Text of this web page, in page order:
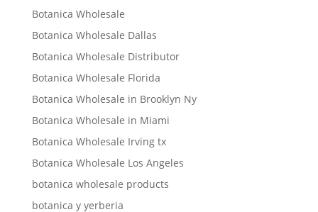
Botanica Wholesale
Botanica Wholesale Dallas
Botanica Wholesale Distributor
Botanica Wholesale Florida
Botanica Wholesale in Brooklyn Ny
Botanica Wholesale in Miami
Botanica Wholesale Irving tx
Botanica Wholesale Los Angeles
botanica wholesale products
botanica y yerberia